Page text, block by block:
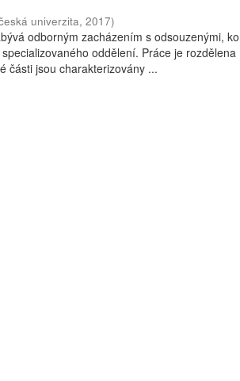
univerzita,2017)
odborným zacházením s odsouzenými,
oddělení. Práce je
části jsou charakterizovány ...